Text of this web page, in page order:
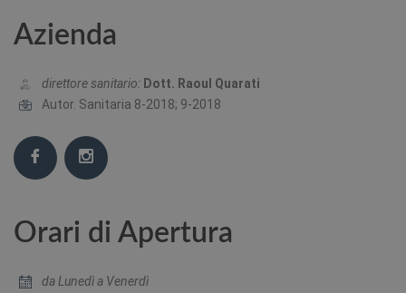
Azienda
direttore sanitario: Dott. Raoul Quarati
Autor. Sanitaria 8-2018; 9-2018
Orari di Apertura
da Lunedì a Venerdì